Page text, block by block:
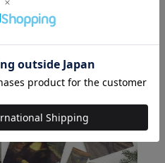
メール便1個まで可
¥3,080税込